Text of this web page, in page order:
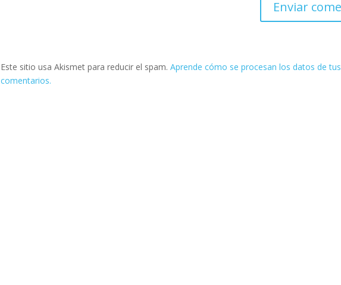
Este sitio usa Akismet para reducir el spam.Aprende cómo se procesan los datos de tus
comentarios.